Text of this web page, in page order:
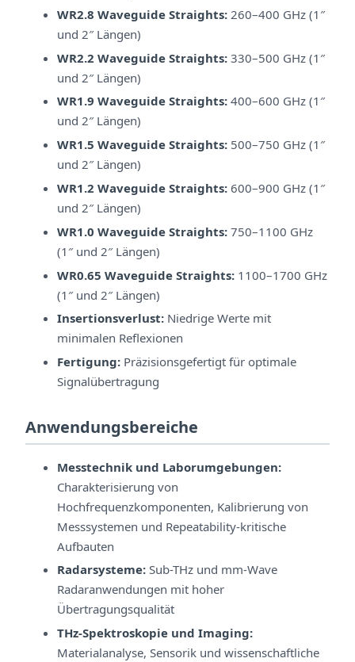
WR2.8 Waveguide Straights: 260–400 GHz (1″
und 2″ Längen)
WR2.2 Waveguide Straights: 330–500 GHz (1″
und 2″ Längen)
WR1.9 Waveguide Straights: 400–600 GHz (1″
und 2″ Längen)
WR1.5 Waveguide Straights: 500–750 GHz (1″
und 2″ Längen)
WR1.2 Waveguide Straights: 600–900 GHz (1″
und 2″ Längen)
WR1.0 Waveguide Straights: 750–1100 GHz
(1″ und 2″ Längen)
WR0.65 Waveguide Straights: 1100–1700 GHz
(1″ und 2″ Längen)
Insertionsverlust: Niedrige Werte mit
minimalen Reflexionen
Fertigung: Präzisionsgefertigt für optimale
Signalübertragung
Anwendungsbereiche
Messtechnik und Laborumgebungen:
Charakterisierung von
Hochfrequenzkomponenten, Kalibrierung von
Messsystemen und Repeatability-kritische
Aufbauten
Radarsysteme: Sub-THz und mm-Wave
Radaranwendungen mit hoher
Übertragungsqualität
THz-Spektroskopie und Imaging:
Materialanalyse, Sensorik und wissenschaftliche